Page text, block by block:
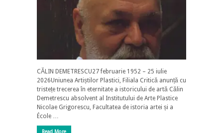
CĂLIN DEMETRESCU27 februarie 1952 – 25 iulie
2026Uniunea Artiștilor Plastici, Filiala Critică anunță cu
tristețe trecerea în eternitate a istoricului de artă Călin
Demetrescu absolvent al Institutului de Arte Plastice
Nicolae Grigorescu, Facultatea de istoria artei și a
École …
Read More